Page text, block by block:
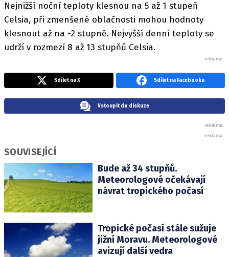
Nejnižší noční teploty klesnou na 5 až 1 stupeň
Celsia, při zmenšené oblačnosti mohou hodnoty
klesnout až na -2 stupně. Nejvyšší denní teploty se
udrží v rozmezí 8 až 13 stupňů Celsia.
Sdílet na X Sdílet na Facebooku
Vstoupit do diskuze
SOUVISEJÍCÍ
Bude až 34 stupňů.
Meteorologové očekávají
návrat tropického počasí
Tropické počasí stále sužuje
jižní Moravu. Meteorologové
avizují další vedra